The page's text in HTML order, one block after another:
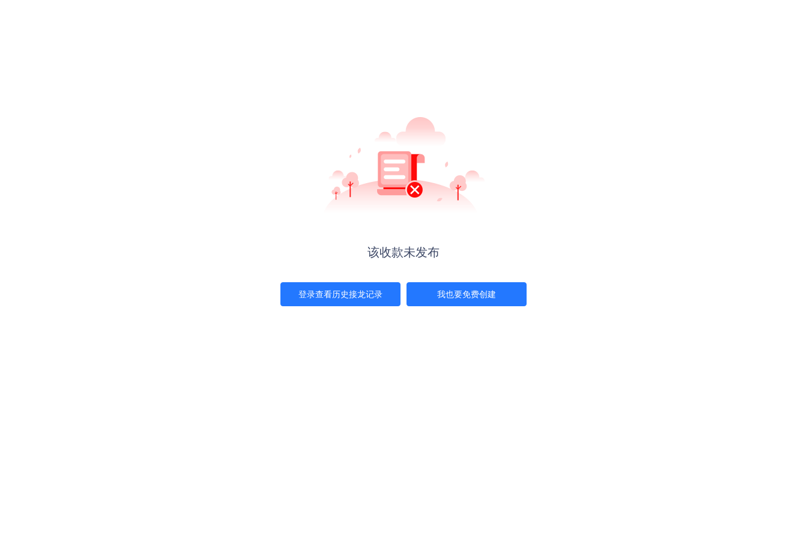
该收款未发布
登录查看历史接龙记录 我也要免费创建